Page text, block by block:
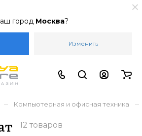
город Москва?
Изменить
– Компьютерная и офисная техника –
12 товаров